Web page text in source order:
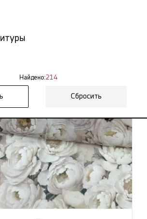
Найдено:214
Сбросить